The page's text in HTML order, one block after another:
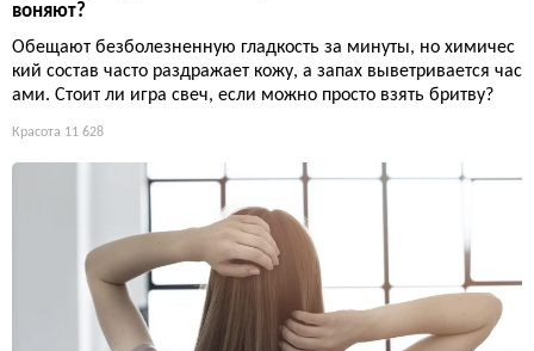
воняют?
Обещают безболезненную гладкость за минуты, но химичес
кий состав часто раздражает кожу, а запах выветривается час
ами. Стоит ли игра свеч, если можно просто взять бритву?
Красота 11 628